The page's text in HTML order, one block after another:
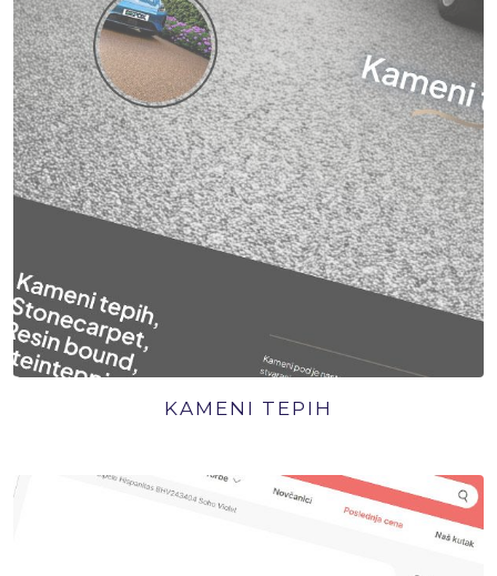
KAMENI TEPIH